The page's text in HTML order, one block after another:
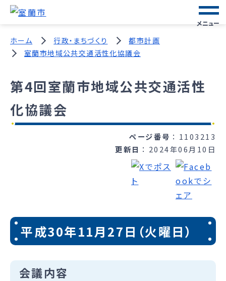
メニュー
ホーム 行政・まちづくり
都市計画
室蘭市地域公共交通活性化協議会
第4回室蘭市地域公共交通活性
化協議会
ページ番号
1103213
更新日
2024年06月10日
平成30年11月27日（火曜日）
会議内容